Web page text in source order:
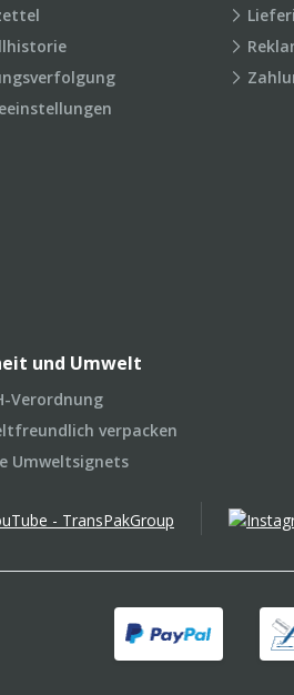
und Umwelt
Verordnung
verpacken
Umweltsignets